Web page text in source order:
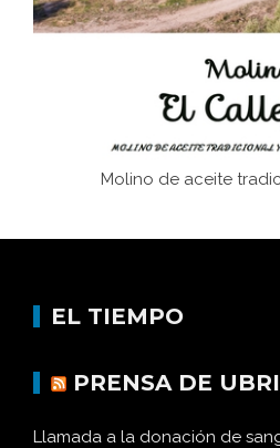
Historia y vivencias del
Molino de aceite
EL TIEMPO
PRENSA DE
Llamada a la donación de